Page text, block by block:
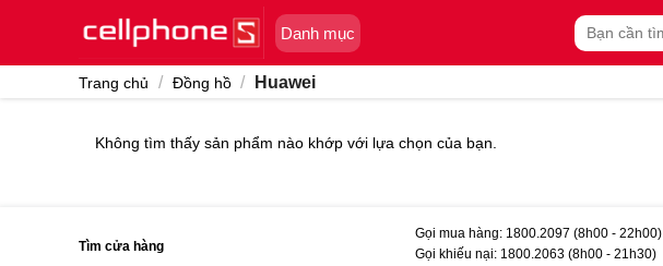
Danh mục
Tìm
kiếm:
Trang chủ / Đồng hồ / Huawei
Không tìm thấy sản phẩm nào khớp với lựa chọn của bạn.
Tìm cửa hàng
Gọi mua hàng: 1800.2097 (8h00 - 22h00)
Gọi khiếu nại: 1800.2063 (8h00 - 21h30)